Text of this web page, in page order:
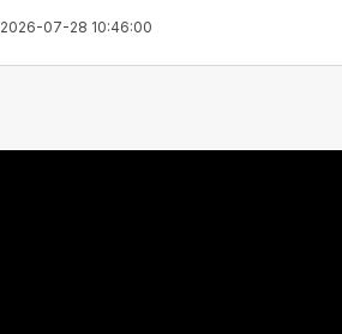
2026-07-28 10:46:00